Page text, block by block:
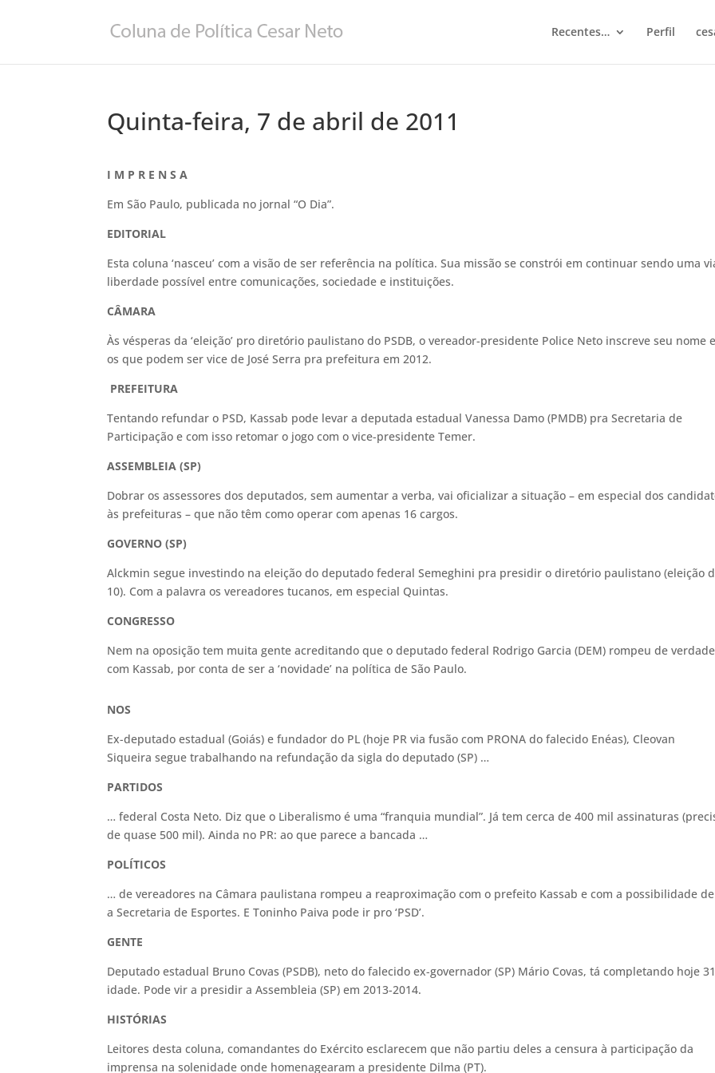
Recentes… Perfil
Quinta-feira, 7 de abril de 2011
I M P R E N S A
Em São Paulo, publicada no jornal “O Dia”.
EDITORIAL
Esta coluna ‘nasceu’ com a visão de ser referência na política. Sua missão se constrói em continuar sendo uma
liberdade possível entre comunicações, sociedade e instituições.
CÂMARA
Às vésperas da ‘eleição’ pro diretório paulistano do PSDB, o vereador-presidente Police Neto inscreve seu nome
os que podem ser vice de José Serra pra prefeitura em 2012.
PREFEITURA
Tentando refundar o PSD, Kassab pode levar a deputada estadual Vanessa Damo (PMDB) pra Secretaria de
Participação e com isso retomar o jogo com o vice-presidente Temer.
ASSEMBLEIA (SP)
Dobrar os assessores dos deputados, sem aumentar a verba, vai oficializar a situação – em especial dos
às prefeituras – que não têm como operar com apenas 16 cargos.
GOVERNO (SP)
Alckmin segue investindo na eleição do deputado federal Semeghini pra presidir o diretório paulistano (eleição
10). Com a palavra os vereadores tucanos, em especial Quintas.
CONGRESSO
Nem na oposição tem muita gente acreditando que o deputado federal Rodrigo Garcia (DEM) rompeu de verdade
com Kassab, por conta de ser a ‘novidade’ na política de São Paulo.
NOS
Ex-deputado estadual (Goiás) e fundador do PL (hoje PR via fusão com PRONA do falecido Enéas), Cleovan
Siqueira segue trabalhando na refundação da sigla do deputado (SP) …
PARTIDOS
… federal Costa Neto. Diz que o Liberalismo é uma “franquia mundial”. Já tem cerca de 400 mil assinaturas
de quase 500 mil). Ainda no PR: ao que parece a bancada …
POLÍTICOS
… de vereadores na Câmara paulistana rompeu a reaproximação com o prefeito Kassab e com a possibilidade
a Secretaria de Esportes. E Toninho Paiva pode ir pro ‘PSD’.
GENTE
Deputado estadual Bruno Covas (PSDB), neto do falecido ex-governador (SP) Mário Covas, tá completando hoje
idade. Pode vir a presidir a Assembleia (SP) em 2013-2014.
HISTÓRIAS
Leitores desta coluna, comandantes do Exército esclarecem que não partiu deles a censura à participação da
imprensa na solenidade onde homenagearam a presidente Dilma (PT).